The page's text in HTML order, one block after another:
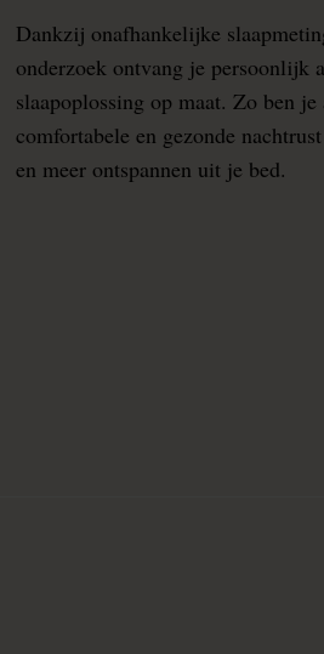
Dankzij onafhankelijke
onderzoek ontvang je persoonlijk
slaapoplossing op maat. Zo ben
comfortabele en gezonde
en meer ontspannen uit je bed.